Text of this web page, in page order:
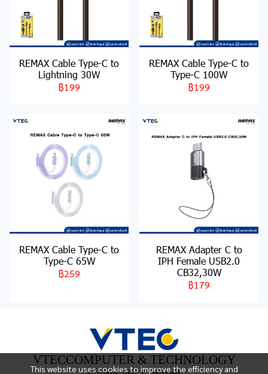
REMAX Cable Type-C to
Lightning 30W
฿199
REMAX Cable Type-C to
Type-C 100W
฿199
REMAX Cable Type-C to
Type-C 65W
฿259
REMAX Adapter C to
IPH Female USB2.0
CB32,30W
฿179
This website uses cookies to improve the efficiency and
VTECCOMPUTER & TECHNOLOGY